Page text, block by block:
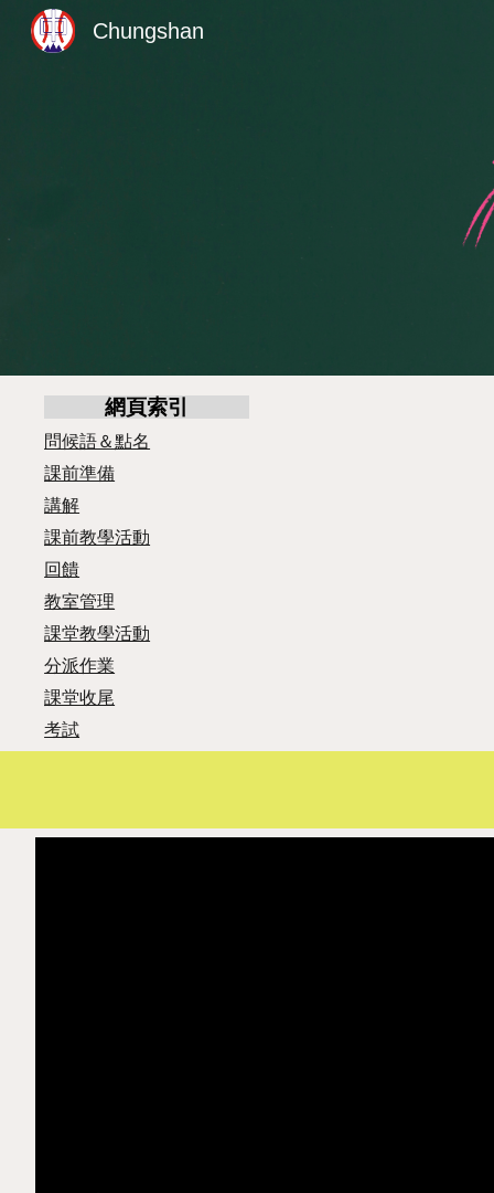
Chungshan
網頁索引
問候語＆點名
課前準備
講解
課前教學活動
回饋
教室管理
課堂教學活動
分派作業
課堂收尾
考試